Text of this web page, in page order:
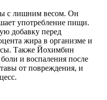
с лишним весом. Он
употребление пищи.
добавку перед
жира в организме и
Также Йохимбин
и воспаления после
от повреждения, и